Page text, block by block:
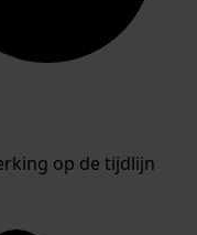
op de tijdlijn